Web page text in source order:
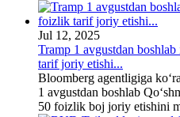
Jul 12, 2025
Tramp 1 avgustdan
tarif joriy etishi...
Bloomberg agentligiga
1 avgustdan boshlab
50 foizlik boj joriy etishini